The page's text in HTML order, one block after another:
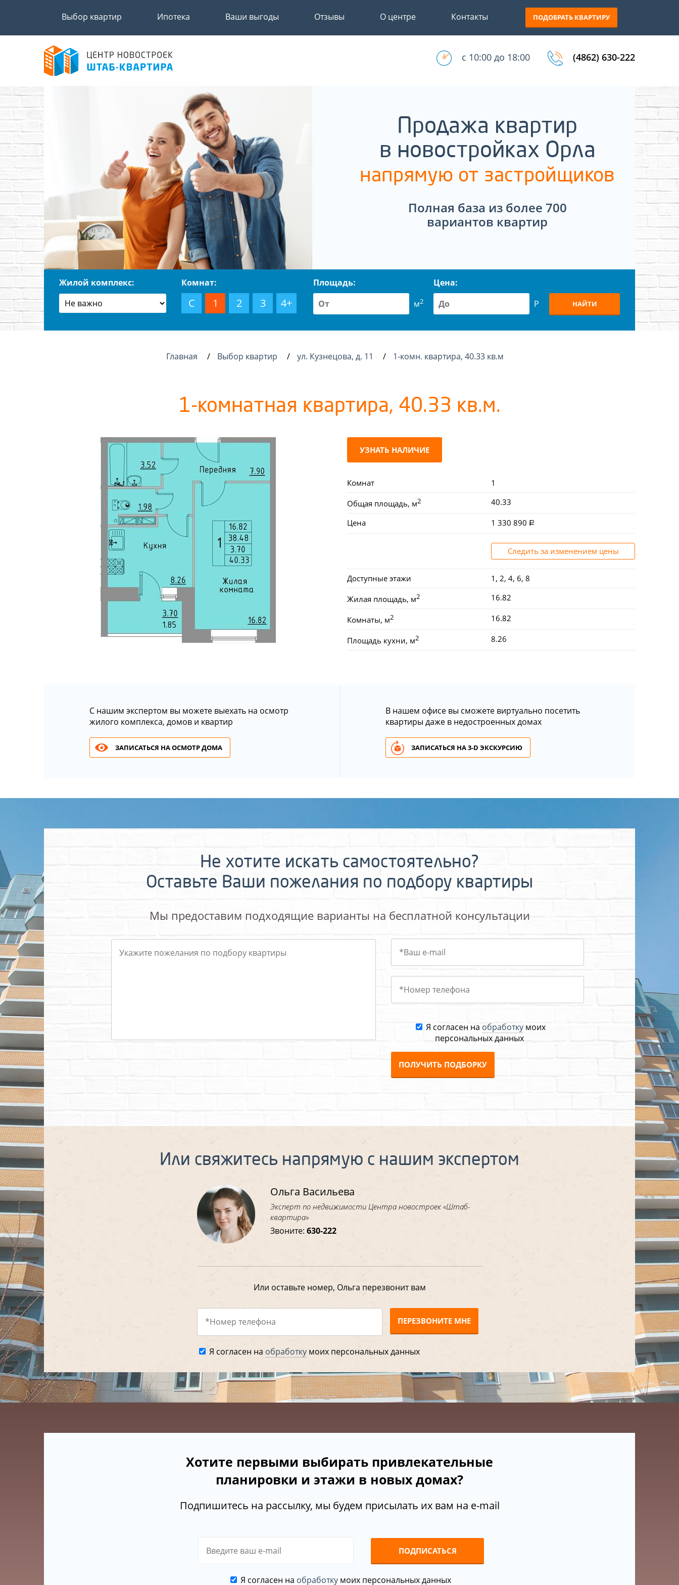
Выбор квартир Ипотека Ваши выгоды Отзывы О центре Контакты ПОДОБРАТЬ КВАРТИРУ
с 10:00 до 18:00 (4862) 630-222
Продажа квартир
в новостройках Орла
напрямую от застройщиков
Полная база из более 700
вариантов квартир
Жилой комплекс: Комнат:
С 1 2 3 4+
Площадь:
м2
Цена:
Р
НАЙТИ
Главная Выбор квартир ул. Кузнецова, д. 11 1-комн. квартира, 40.33 кв.м
1-комнатная квартира, 40.33 кв.м.
УЗНАТЬ НАЛИЧИЕ
Комнат 1
Общая площадь, м2 40.33
Цена 1 330 890
Следить за изменением цены
Доступные этажи 1, 2, 4, 6, 8
Жилая площадь, м2 16.82
Комнаты, м2 16.82
Площадь кухни, м2 8.26
С нашим экспертом вы можете выехать на осмотр
жилого комплекса, домов и квартир
ЗАПИСАТЬСЯ НА ОСМОТР ДОМА
В нашем офисе вы сможете виртуально посетить
квартиры даже в недостроенных домах
ЗАПИСАТЬСЯ НА 3-D ЭКСКУРСИЮ
Не хотите искать самостоятельно?
Оставьте Ваши пожелания по подбору квартиры
Мы предоставим подходящие варианты на бесплатной консультации
Я согласен на обработкумоих
персональных данных
ПОЛУЧИТЬ ПОДБОРКУ
Или свяжитесь напрямую с нашим экспертом
Ольга Васильева
Эксперт по недвижимости Центра новостроек «Штаб-
квартира»
Звоните:630-222
Или оставьте номер, Ольга перезвонит вам
ПЕРЕЗВОНИТЕ МНЕ
Я согласен на обработкумоих персональных данных
Хотите первыми выбирать привлекательные
планировки и этажи в новых домах?
Подпишитесь на рассылку, мы будем присылать их вам на e-mail
ПОДПИСАТЬСЯ
Я согласен на обработкумоих персональных данных